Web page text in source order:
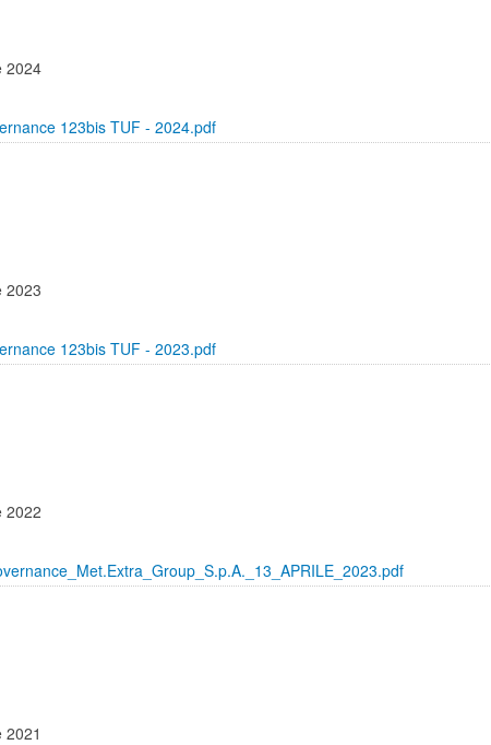
2024
123bis TUF - 2024.pdf
2023
123bis TUF - 2023.pdf
2022